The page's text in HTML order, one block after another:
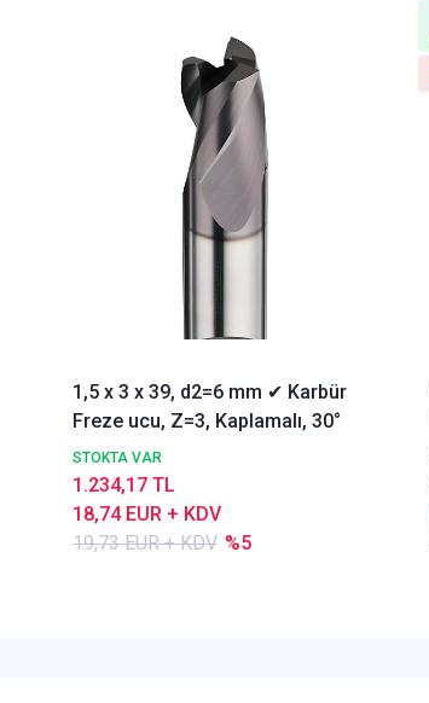
1,5 x 3 x 39, d2=6 mm ✔ Karbür
Freze ucu, Z=3, Kaplamalı, 30°
STOKTA VAR
19,73 EUR + KDV %5
18,74 EUR + KDV
1.234,17 TL